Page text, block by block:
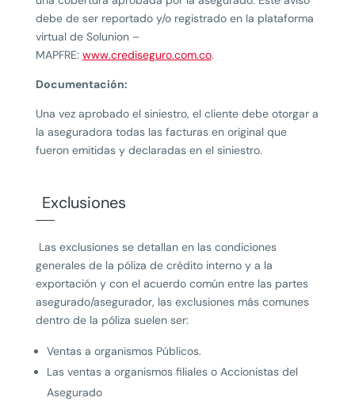
debe de ser reportado y/o registrado en la plataforma
virtual de Solunion –
MAPFRE: www.crediseguro.com.co.
Documentación:
Una vez aprobado el siniestro, el cliente debe otorgar a
la aseguradora todas las facturas en original que
fueron emitidas y declaradas en el siniestro.
Exclusiones
Las exclusiones se detallan en las condiciones
generales de la póliza de crédito interno y a la
exportación y con el acuerdo común entre las partes
asegurado/asegurador, las exclusiones más comunes
dentro de la póliza suelen ser:
Ventas a organismos Públicos.
Las ventas a organismos filiales o Accionistas del
Asegurado